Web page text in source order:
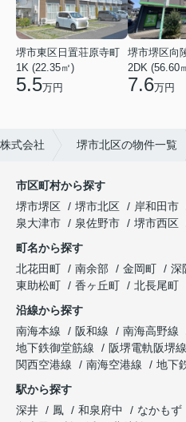
堺市東区日置荘原寺町
1K (22.35㎡)
5.5万円
堺市堺区向
2DK (56.60
7.6万円
式会社 堺市北区の物件一覧
市区町村から探す
堺市堺区
堺市北区 岸和田市
泉大津市
泉佐野市 堺市西区
町名から探す
北花田町
南余部 金岡町 深
東助松町
香ヶ丘町
北長尾町
沿線から探す
南海本線
阪和線 南海高野線
地下鉄御堂筋線
阪堺電軌阪堺線
関西空港線
南海空港線
地下
駅から探す
深井
鳳 和泉府中 なかもず